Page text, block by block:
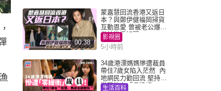
00:38
蒙嘉慧回流香港又返日
本？與鄭伊健福岡掃貨
互動恩愛 曾被老公爆在
當地游手好閒
影視圈
5小時前
34歲港漂媽媽慘遭裁員
帶住7歲女陷入茫然 內
地網民力勸回流 堅持留
港背後有「長遠規
生活百科